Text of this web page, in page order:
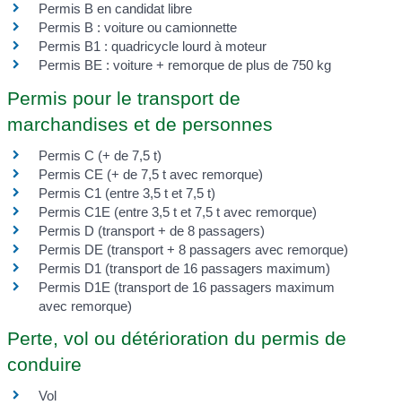
Permis B en candidat libre
Permis B : voiture ou camionnette
Permis B1 : quadricycle lourd à moteur
Permis BE : voiture + remorque de plus de 750 kg
Permis pour le transport de
marchandises et de personnes
Permis C (+ de 7,5 t)
Permis CE (+ de 7,5 t avec remorque)
Permis C1 (entre 3,5 t et 7,5 t)
Permis C1E (entre 3,5 t et 7,5 t avec remorque)
Permis D (transport + de 8 passagers)
Permis DE (transport + 8 passagers avec remorque)
Permis D1 (transport de 16 passagers maximum)
Permis D1E (transport de 16 passagers maximum
avec remorque)
Perte, vol ou détérioration du permis de
conduire
Vol